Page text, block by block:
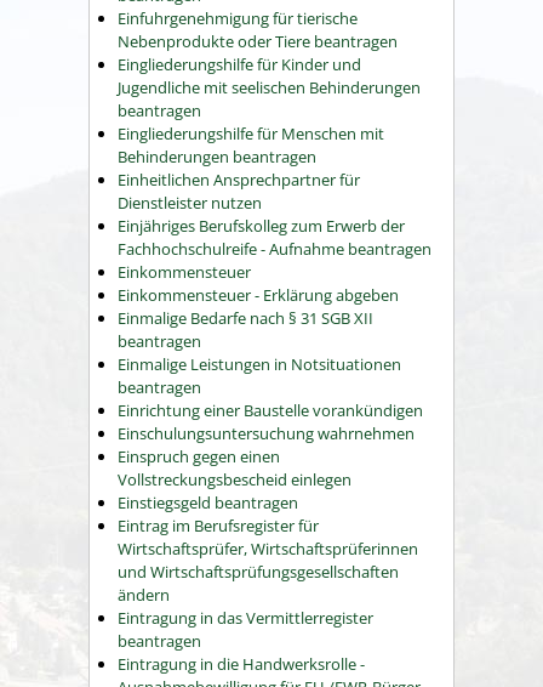
Einfuhrgenehmigung für tierische
Nebenprodukte oder Tiere beantragen
Eingliederungshilfe für Kinder und
Jugendliche mit seelischen Behinderungen
beantragen
Eingliederungshilfe für Menschen mit
Behinderungen beantragen
Einheitlichen Ansprechpartner für
Dienstleister nutzen
Einjähriges Berufskolleg zum Erwerb der
Fachhochschulreife - Aufnahme beantragen
Einkommensteuer
Einkommensteuer - Erklärung abgeben
Einmalige Bedarfe nach § 31 SGB XII
beantragen
Einmalige Leistungen in Notsituationen
beantragen
Einrichtung einer Baustelle vorankündigen
Einschulungsuntersuchung wahrnehmen
Einspruch gegen einen
Vollstreckungsbescheid einlegen
Einstiegsgeld beantragen
Eintrag im Berufsregister für
Wirtschaftsprüfer, Wirtschaftsprüferinnen
und Wirtschaftsprüfungsgesellschaften
ändern
Eintragung in das Vermittlerregister
beantragen
Eintragung in die Handwerksrolle -